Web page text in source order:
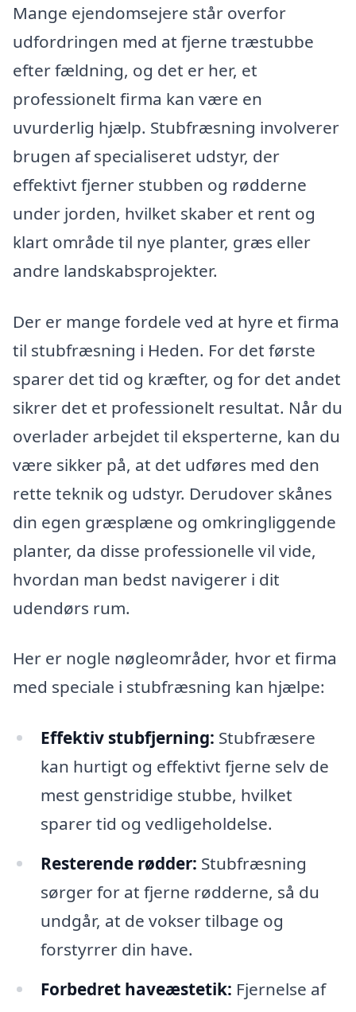
Mange ejendomsejere står overfor
udfordringen med at fjerne træstubbe
efter fældning, og det er her, et
professionelt firma kan være en
uvurderlig hjælp. Stubfræsning involverer
brugen af specialiseret udstyr, der
effektivt fjerner stubben og rødderne
under jorden, hvilket skaber et rent og
klart område til nye planter, græs eller
andre landskabsprojekter.
Der er mange fordele ved at hyre et firma
til stubfræsning i Heden. For det første
sparer det tid og kræfter, og for det andet
sikrer det et professionelt resultat. Når du
overlader arbejdet til eksperterne, kan du
være sikker på, at det udføres med den
rette teknik og udstyr. Derudover skånes
din egen græsplæne og omkringliggende
planter, da disse professionelle vil vide,
hvordan man bedst navigerer i dit
udendørs rum.
Her er nogle nøgleområder, hvor et firma
med speciale i stubfræsning kan hjælpe:
Effektiv stubfjerning: Stubfræsere
kan hurtigt og effektivt fjerne selv de
mest genstridige stubbe, hvilket
sparer tid og vedligeholdelse.
Resterende rødder: Stubfræsning
sørger for at fjerne rødderne, så du
undgår, at de vokser tilbage og
forstyrrer din have.
Forbedret haveæstetik: Fjernelse af